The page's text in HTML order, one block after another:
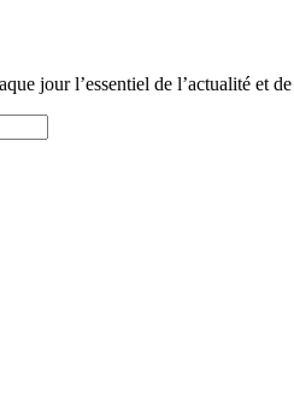
jour l’essentiel de l’actualité et